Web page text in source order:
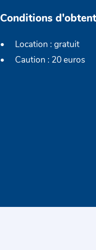
Conditions
Location : gratuit
Caution : 20 euros